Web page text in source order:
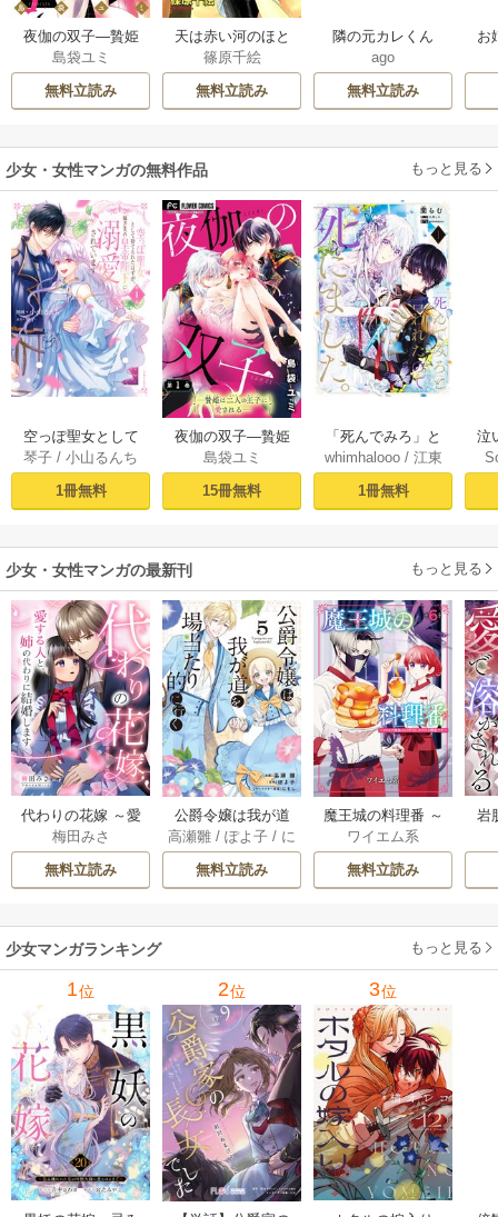
夜伽の双子―贄姫
は二人の王子に愛
される―
島袋ユミ
無料立読み
天は赤い河のほと
り
篠原千絵
無料立読み
隣の元カレくん
ago
無料立読み
お
少女・女性マンガの無料作品 もっと見る
空っぽ聖女として
捨てられたはず
が、嫁ぎ先の皇帝
陛下に溺愛されて
シーモア限定版】
琴子 /小山るんち
1冊無料
夜伽の双子―贄姫
は二人の王子に愛
される―【マイク
ロ】 1
島袋ユミ
15冊無料
「死んでみろ」と
言われたので死に
ました。 1
whimhalooo/ 江東
蘭らむ
1冊無料
泣
少女・女性マンガの最新刊 もっと見る
代わりの花嫁 ～愛
する人と、姉の代
わりに結婚します
～ 18巻
梅田みさ
無料立読み
公爵令嬢は我が道
を場当たり的に行
く 5巻
高瀬雛 /ぽよ子 / に
もし
無料立読み
魔王城の料理番 ～
コワモテ魔族ばか
りだけど、ホワイ
トな職場です～ 6巻
ワイエム系
無料立読み
岩
少女マンガランキング もっと見る
1位 2位 3位